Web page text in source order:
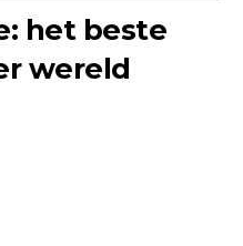
het beste
wereld